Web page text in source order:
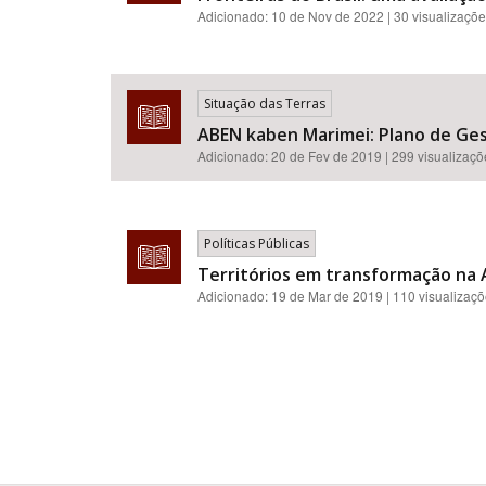
Adicionado: 10 de Nov de 2022 | 30
Situação das Terras
ABEN kaben Marimei: Plano de
Adicionado:20 de Fev de 2019 | 299
Políticas Públicas
Territórios em transformação na
Adicionado: 19 de Mar de 2019 | 110